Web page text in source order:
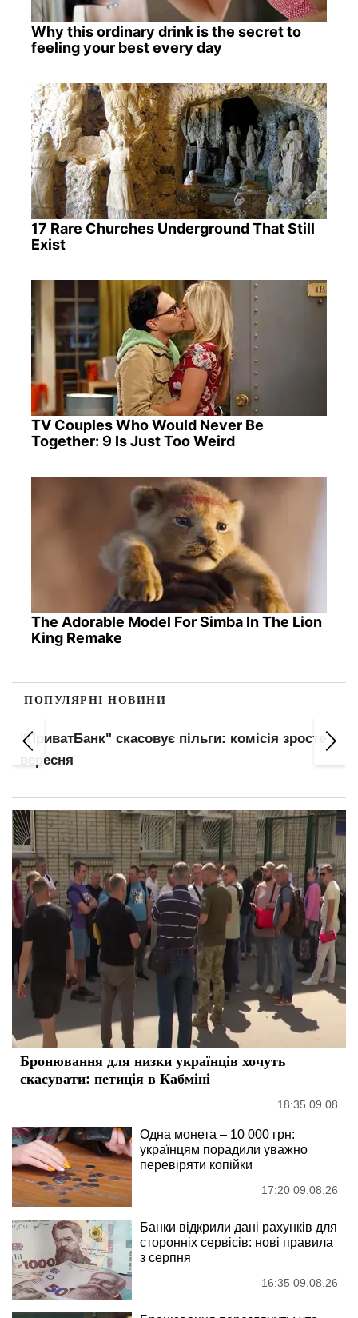
Why this ordinary drink is the secret to
feeling your best every day
17 Rare Churches Underground That Still
Exist
TV Couples Who Would Never Be
Together: 9 Is Just Too Weird
The Adorable Model For Simba In The Lion
King Remake
ПОПУЛЯРНІ НОВИНИ
"ПриватБанк" скасовує пільги: комісія зросте з
вересня
Бронювання для низки українців хочуть
скасувати: петиція в Кабміні
18:35 09.08
Одна монета – 10 000 грн:
українцям порадили уважно
перевіряти копійки
17:20 09.08.26
Банки відкрили дані рахунків для
сторонніх сервісів: нові правила
з серпня
16:35 09.08.26